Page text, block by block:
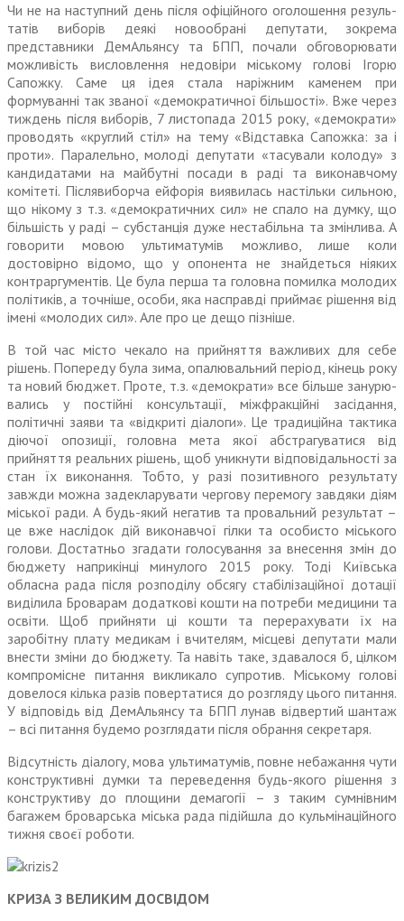
Чи не на наступний день після офіційного оголошення резуль­
татів виборів деякі новообрані депутати, зокрема
представники ДемАльянсу та БПП, почали обговорювати
можливість висловлення недовіри міському голові Ігорю
Сапожку. Саме ця ідея стала наріжним каменем при
формуванні так званої «демократичної більшості». Вже через
тиждень після виборів, 7 листопада 2015 року, «демо­крати»
проводять «круглий стіл» на тему «Відставка Сапожка: за і
проти». Паралельно, молоді депутати «тасували колоду» з
кандидатами на майбутні посади в раді та виконавчому
комітеті. Післявиборча ейфорія виявилась настільки сильною,
що нікому з т.з. «демократичних сил» не спало на думку, що
більшість у раді – субстанція дуже нестабільна та змінлива. А
говорити мовою ультиматумів можливо, лише коли
достовірно відомо, що у опонента не знайдеться ніяких
контраргументів. Це була перша та головна помилка молодих
політиків, а точніше, особи, яка насправді приймає рішення від
імені «молодих сил». Але про це дещо пізніше.
В той час місто чекало на прийняття важливих для себе
рішень. Попереду була зима, опалювальний період, кінець року
та новий бюджет. Проте, т.з. «демократи» все більше занурю­
вались у постійні консультації, міжфракційні засідання,
політичні заяви та «відкриті діалоги». Це тра­диційна тактика
діючої опозиції, головна мета якої абстрагуватися від
прийняття реальних рішень, щоб уникнути відповідальності за
стан їх виконання. Тобто, у разі позитивного результату
завжди можна задекларувати чергову перемогу завдяки діям
міської ради. А будь-який негатив та провальний результат –
це вже наслідок дій виконавчої гілки та особисто міського
голови. Достатньо згадати голосування за внесення змін до
бюджету наприкінці минулого 2015 року. Тоді Київська
обласна рада після розподілу обсягу стабілізаційної дотації
виділила Броварам додат­кові кошти на потреби медицини та
освіти. Щоб прийняти ці кошти та перерахувати їх на
заробітну плату медикам і вчителям, місцеві депутати мали
внести зміни до бюджету. Та навіть таке, здавалося б, цілком
компромісне питання викликало супротив. Міському голові
довелося кілька разів повертатися до розгляду цього питання.
У відповідь від ДемА­льянсу та БПП лунав відвертий шантаж
– всі питання будемо роз­глядати після обрання секретаря.
Відсутність діалогу, мова ультиматумів, повне небажання чути
конструктивні думки та переведення будь-якого рішення з
конструктиву до площини дема­гогії – з таким сумнівним
багажем броварська міська рада підійшла до кульмінаційного
тижня своєї роботи.
КРИЗА З ВЕЛИКИМ ДОСВІДОМ